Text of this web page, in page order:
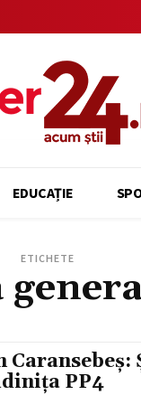
EDUCAȚIE
ETICHETE
PP4